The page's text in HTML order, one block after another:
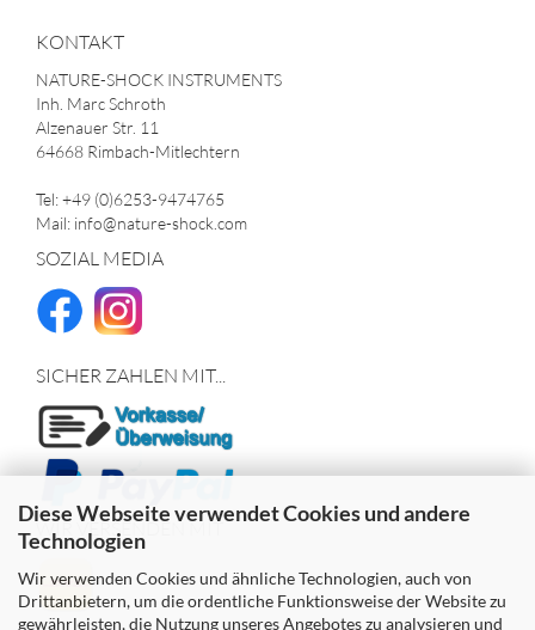
Diese Webseite verwendet Cookies und andere
Technologien
Wir verwenden Cookies und ähnliche Technologien, auch von
Drittanbietern, um die ordentliche Funktionsweise der Website zu
gewährleisten, die Nutzung unseres Angebotes zu analysieren und
KONTAKT
NATURE-SHOCK INSTRUMENTS
Inh. Marc Schroth
Alzenauer Str. 11
64668 Rimbach-Mitlechtern
Tel: +49 (0)6253-9474765
Mail: info@nature-shock.com
SOZIAL MEDIA
SICHER ZAHLEN MIT...
WIR VERSENDEN MIT